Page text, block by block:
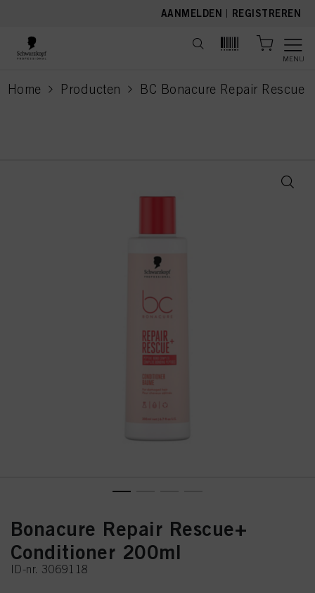
AANMELDEN | REGISTREREN
MENU
Home Producten BC Bonacure Repair Rescue
current page
Bonacure Repair Rescue+
Conditioner 200ml
ID-nr. 3069118